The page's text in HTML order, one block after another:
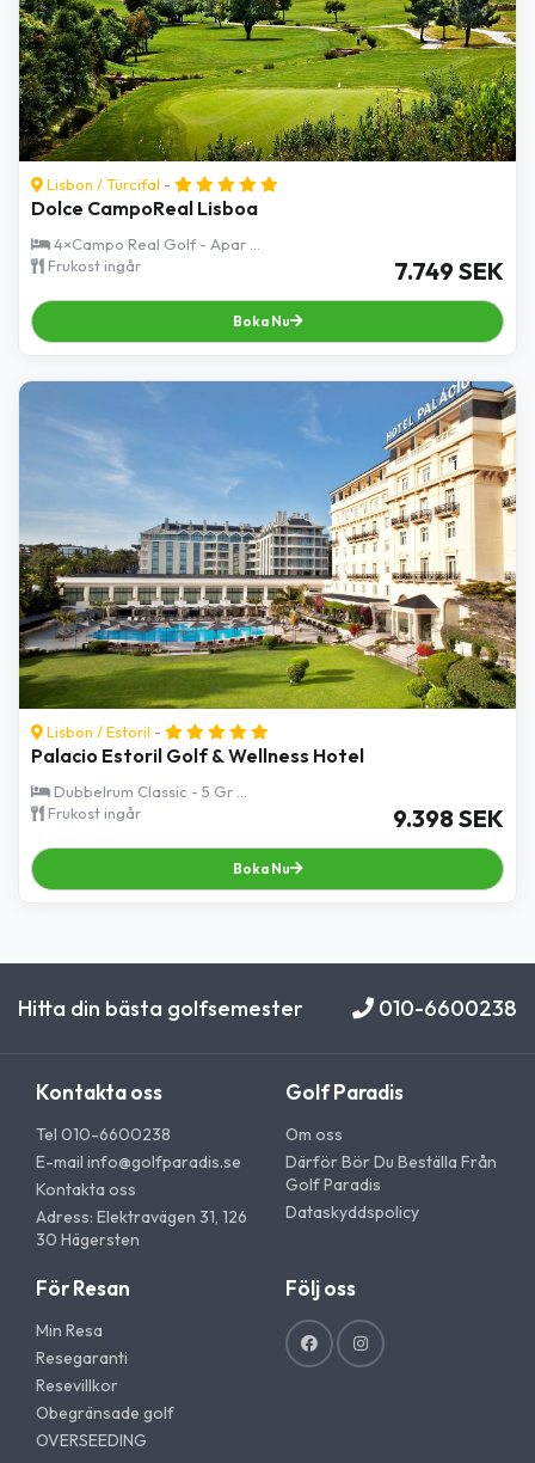
Lisbon /Turcifal -
Dolce CampoReal Lisboa
4×Campo Real Golf - Apar ...
Frukost ingår
7.749 SEK
Boka Nu
Lisbon /Estoril -
Palacio Estoril Golf & Wellness Hotel
Dubbelrum Classic - 5 Gr ...
Frukost ingår
9.398 SEK
Boka Nu
Hitta din bästa golfsemester 010-6600238
Kontakta oss
Tel 010-6600238
E-mail info@golfparadis.se
Kontakta oss
Adress: Elektravägen 31, 126
30 Hägersten
Golf Paradis
Om oss
Därför Bör Du Beställa Från
Golf Paradis
Dataskyddspolicy
För Resan
Min Resa
Resegaranti
Resevillkor
Obegränsade golf
OVERSEEDING
Följ oss